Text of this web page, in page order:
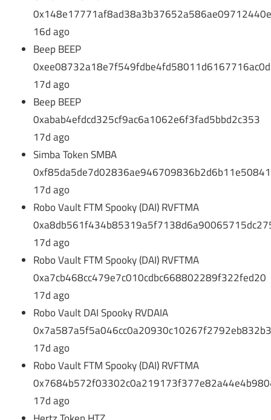
16d ago
Beep BEEP
0xee08732a18e7f549fdbe4fd58011d6167716ac0d
17d ago
Beep BEEP
0xabab4efdcd325cf9ac6a1062e6f3fad5bbd2c353
17d ago
Simba Token SMBA
17d ago
Robo Vault FTM Spooky (DAI) RVFTMA
17d ago
Robo Vault FTM Spooky (DAI) RVFTMA
0xa7cb468cc479e7c010cdbc668802289f322fed20
17d ago
Robo Vault DAI Spooky RVDAIA
17d ago
Robo Vault FTM Spooky (DAI) RVFTMA
17d ago